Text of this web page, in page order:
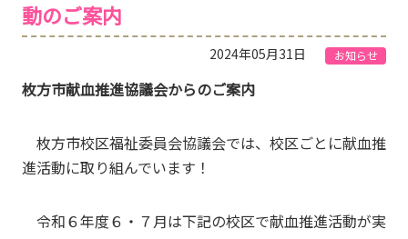
動のご案内
2024年05月31日 お知らせ
枚方市献血推進協議会からのご案内
枚方市校区福祉委員会協議会では、校区ごとに献血推
進活動に取り組んでいます！
令和６年度６・７月は下記の校区で献血推進活動が実